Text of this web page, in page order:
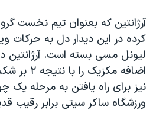
فرهنگ و زندگی
حقوق شهروندی
اقتصادی
علم و فناوری
مستندها
انتخابات ریاست جمهوری آمریکا ۲۰۲۴
حمله جمهوری اسلامی به اسرائیل
رمز مهسا
دنبال کنید
زبانهای مختلف
کرده در این دیدار دل به حرکات
اضافه
نیز برای راه یافتن به مرحله یک
ورزشگاه ساکر سیتی برابر رقیب